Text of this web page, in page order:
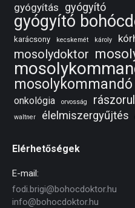
gyógyítás gyógyító
gyógyító
karácsony kecskemét károly
mosolydoktor
onkológia
orvosság
waltner
élelmiszergyűjtés
Elérhetőségek
E-mail:
fodi.brigi@bohocdoktor.hu
info@bohocdoktor.hu